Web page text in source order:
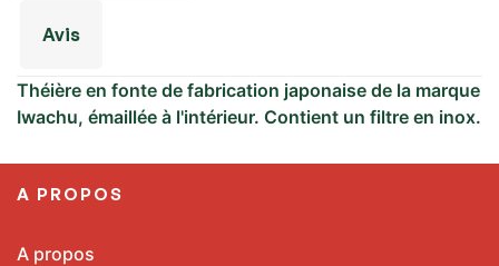
Avis
Théière en fonte de fabrication japonaise de la marque
Iwachu, émaillée à l'intérieur. Contient un filtre en inox.
A PROPOS
A propos